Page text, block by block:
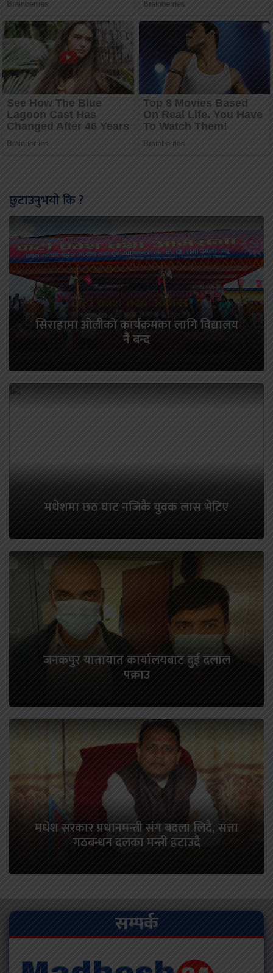
छुटाउनुभयो कि ?
सिराहामा ओलीको कार्यक्रमका लागि विद्यालय
नै बन्द
मधेशमा छठ घाट नजिकै युवक लास भेटिए
जनकपुर यातायात कार्यालयबाट दुई दलाल
पक्राउ
मधेश सरकार प्रधानमन्त्री संग बदला लिदै, सत्ता
गठबन्धन दलका मन्त्री हटाउदै
सम्पर्क